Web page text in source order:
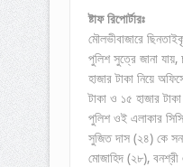
ষ্টাফ রিপোর্টারঃ
মৌলভীবাজারে
পুলিশ সুত্রে জানা যায়,
হাজার টাকা নিয়ে
টাকা ও ১৫ হাজার
পুলিশ ওই এলাকার
সুজিত দাস (২৪) কে
মোজাহিদ (২৮),